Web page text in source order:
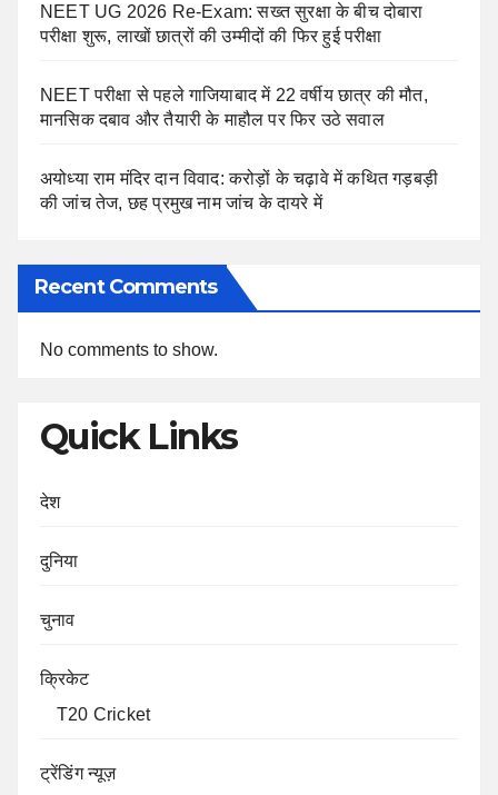
NEET UG 2026 Re-Exam: सख्त सुरक्षा के बीच दोबारा
परीक्षा शुरू, लाखों छात्रों की उम्मीदों की फिर हुई परीक्षा
NEET परीक्षा से पहले गाजियाबाद में 22 वर्षीय छात्र की मौत,
मानसिक दबाव और तैयारी के माहौल पर फिर उठे सवाल
अयोध्या राम मंदिर दान विवाद: करोड़ों के चढ़ावे में कथित गड़बड़ी
की जांच तेज, छह प्रमुख नाम जांच के दायरे में
Recent Comments
No comments to show.
Quick Links
देश
दुनिया
चुनाव
क्रिकेट
T20 Cricket
ट्रेंडिंग न्यूज़